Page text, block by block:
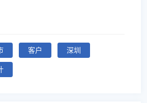
客户
深圳